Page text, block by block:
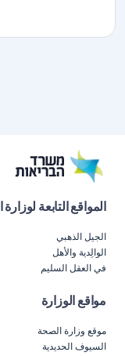
المواقع التابعة
الجيل الذهبي
الوالِدية والأهل
في العقل السليم
مواقع الوزارة
موقع وزارة الصحة
السيوف الحديدية